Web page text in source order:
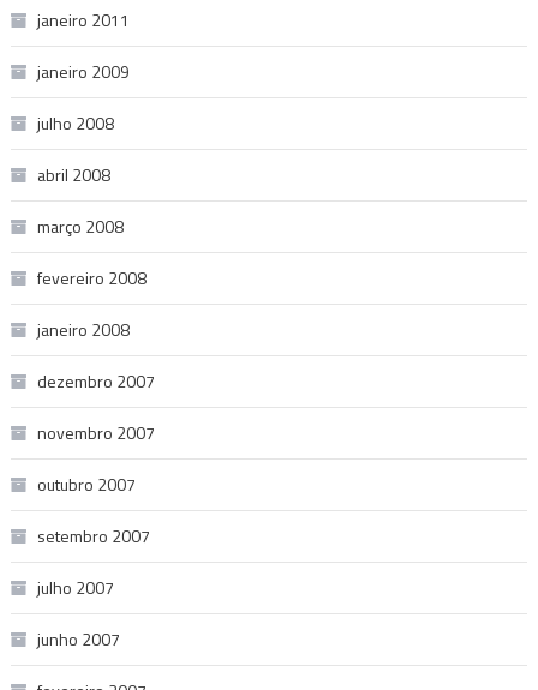
janeiro 2011
janeiro 2009
julho 2008
abril 2008
março 2008
fevereiro 2008
janeiro 2008
dezembro 2007
novembro 2007
outubro 2007
setembro 2007
julho 2007
junho 2007